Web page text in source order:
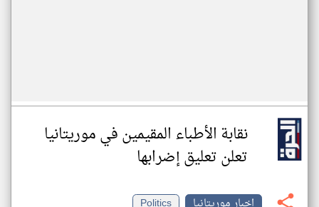
نقابة الأطباء المقيمين في موريتانيا
تعلن تعليق إضرابها